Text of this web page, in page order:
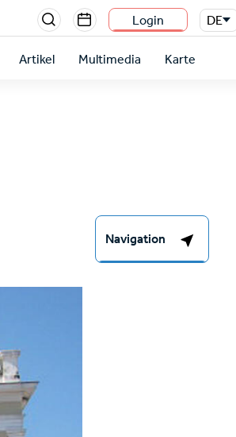
Menu
section
right
Login DE
Artikel Multimedia Karte
Navigation